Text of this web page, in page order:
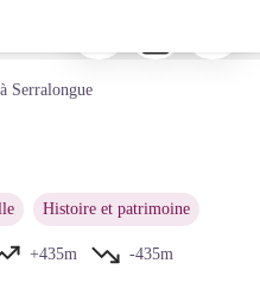
Le Département
l'image en plein écran
Serralongue
Histoire et patrimoine
+435m
-435m